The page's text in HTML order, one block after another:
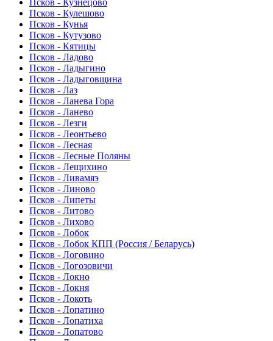
Псков - Кузнецово
Псков - Кулешово
Псков - Кунья
Псков - Кутузово
Псков - Кятицы
Псков - Ладово
Псков - Ладыгино
Псков - Ладыговщина
Псков - Лаз
Псков - Ланева Гора
Псков - Ланево
Псков - Лезги
Псков - Леонтьево
Псков - Лесная
Псков - Лесные Поляны
Псков - Лещихино
Псков - Ливамяэ
Псков - Линово
Псков - Липеты
Псков - Литово
Псков - Лихово
Псков - Лобок
Псков - Лобок КПП (Россия / Беларусь)
Псков - Логовино
Псков - Логозовичи
Псков - Локно
Псков - Локня
Псков - Локоть
Псков - Лопатино
Псков - Лопатиха
Псков - Лопатово